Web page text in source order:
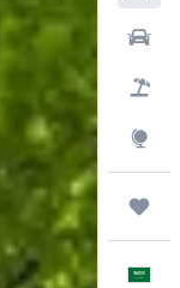
سيارات
حزم العروض
استكشاف
رحلات
العَرَبِيَّة